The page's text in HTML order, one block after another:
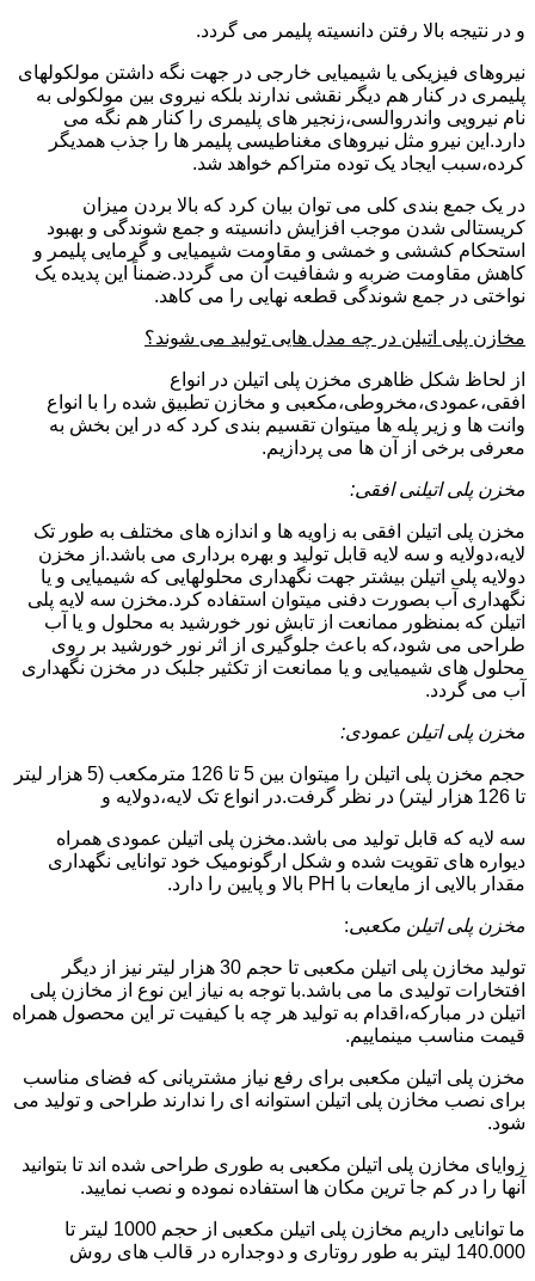
و در نتیجه بالا رفتن دانسیته پلیمر می گردد.
نیروهای فیزیکی یا شیمیایی خارجی در جهت نگه داشتن مولکولهای
پلیمری در کنار هم دیگر نقشی ندارند بلکه نیروی بین مولکولی به
نام نیرویی واندروالسی،زنجیر های پلیمری را کنار هم نگه می
دارد.این نیرو مثل نیروهای مغناطیسی پلیمر ها را جذب همدیگر
کرده،سبب ایجاد یک توده متراکم خواهد شد.
در یک جمع بندی کلی می توان بیان کرد که بالا بردن میزان
کریستالی شدن موجب افزایش دانسیته و جمع شوندگی و بهبود
استحکام کششی و خمشی و مقاومت شیمیایی و گرمایی پلیمر و
کاهش مقاومت ضربه و شفافیت آن می گردد.ضمناً این پدیده یک
نواختی در جمع شوندگی قطعه نهایی را می کاهد.
مخازن پلی اتیلن در چه مدل هایی تولید می شوند؟
از لحاظ شکل ظاهری مخزن پلی اتیلن در انواع
افقی،عمودی،مخروطی،مکعبی و مخازن تطبیق شده را با انواع
وانت ها و زیر پله ها میتوان تقسیم بندی کرد که در این بخش به
معرفی برخی از آن ها می پردازیم.
مخزن پلی اتیلنی افقی:
مخزن پلی اتیلن افقی به زاویه ها و اندازه های مختلف به طور تک
لایه،دولایه و سه لایه قابل تولید و بهره برداری می باشد.از مخزن
دولایه پلی اتیلن بیشتر جهت نگهداری محلولهایی که شیمیایی و یا
نگهداری آب بصورت دفنی میتوان استفاده کرد.مخزن سه لایه پلی
اتیلن که بمنظور ممانعت از تابش نور خورشید به محلول و یا آب
طراحی می شود،که باعث جلوگیری از اثر نور خورشید بر روی
محلول های شیمیایی و یا ممانعت از تکثیر جلبک در مخزن نگهداری
آب می گردد.
مخزن پلی اتیلن عمودی:
حجم مخزن پلی اتیلن را میتوان بین 5 تا 126 مترمکعب (5 هزار لیتر
تا 126 هزار لیتر) در نظر گرفت.در انواع تک لایه،دولایه و
سه لایه که قابل تولید می باشد.مخزن پلی اتیلن عمودی همراه
دیواره های تقویت شده و شکل ارگونومیک خود توانایی نگهداری
مقدار بالایی از مایعات با PH بالا و پایین را دارد.
مخزن پلی اتیلن مکعبی:
تولید مخازن پلی اتیلن مکعبی تا حجم 30 هزار لیتر نیز از دیگر
افتخارات تولیدی ما می باشد.با توجه به نیاز این نوع از مخازن پلی
اتیلن در مبارکه،اقدام به تولید هر چه با کیفیت تر این محصول همراه
قیمت مناسب مینماییم.
مخزن پلی اتیلن مکعبی برای رفع نیاز مشتریانی که فضای مناسب
برای نصب مخازن پلی اتیلن استوانه ای را ندارند طراحی و تولید می
شود.
زوایای مخازن پلی اتیلن مکعبی به طوری طراحی شده اند تا بتوانید
آنها را در کم جا ترین مکان ها استفاده نموده و نصب نمایید.
ما توانایی داریم مخازن پلی اتیلن مکعبی از حجم 1000 لیتر تا
140.000 لیتر به طور روتاری و دوجداره در قالب های روش